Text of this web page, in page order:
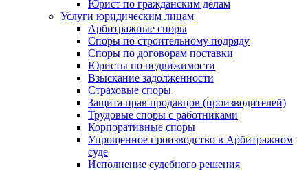
Юрист по гражданским делам
Услуги юридическим лицам
Арбитражные споры
Споры по строительному подряду
Споры по договорам поставки
Юристы по недвижимости
Взыскание задолженности
Страховые споры
Защита прав продавцов (производителей)
Трудовые споры с работниками
Корпоративные споры
Упрощенное производство в Арбитражном
суде
Исполнение судебного решения